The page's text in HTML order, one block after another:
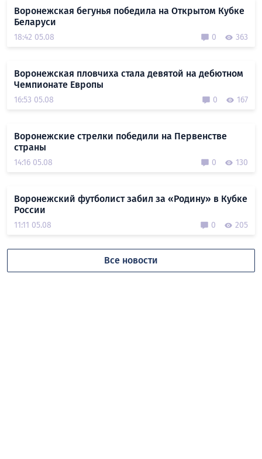
Воронежская бегунья победила на Открытом Кубке
Беларуси
18:42 05.08 0 363
Воронежская пловчиха стала девятой на дебютном
Чемпионате Европы
16:53 05.08 0 167
Воронежские стрелки победили на Первенстве
страны
14:16 05.08 0 130
Воронежский футболист забил за «Родину» в Кубке
России
11:11 05.08 0 205
Все новости